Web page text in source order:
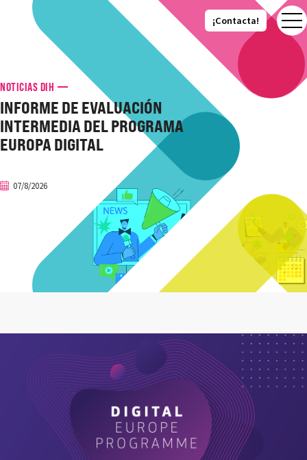
¡Contacta!
¡Contacta!
NOTICIAS DIH
INFORME DE EVALUACIÓN
INTERMEDIA DEL PROGRAMA
EUROPA DIGITAL
07/8/2026